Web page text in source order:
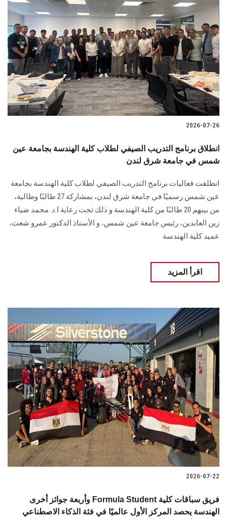
2026-07-26
انطلاق برنامج التدريب الصيفي لطلاب كلية الهندسة بجامعة عين
شمس في جامعة شرق لندن
انطلقت فعاليات برنامج التدريب الصيفي لطلاب كلية الهندسة بجامعة
عين شمس رسميًا في جامعة شرق لندن، بمشاركة 27 طالبًا وطالبة،
من بينهم 20 طالبًا من كلية الهندسة و ذلك تحت رعاية ا.د. محمد ضياء
زين العابدين، رئيس جامعة عين شمس، و الأستاذ الدكتور عمرو شعت،
عميد كلية الهندسة
اقرأ المزيد
2026-07-22
وأربعة جوائز أخرى Formula Student فريق سباقات كلية
الهندسة يحصد المركز الأول عالميًا في فئة الذكاء الاصطناعي